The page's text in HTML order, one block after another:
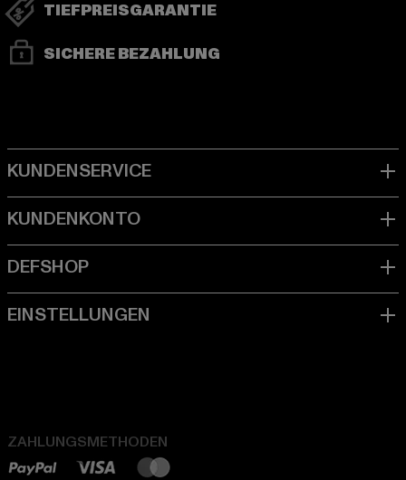
TIEFPREISGARANTIE
SICHERE BEZAHLUNG
ZAHLUNGSMETHODEN